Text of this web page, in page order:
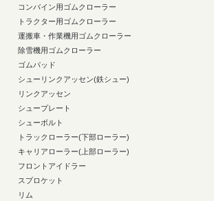
コンバイン用ゴムクローラー
トラクター用ゴムクローラー
運搬車・作業機用ゴムクローラー
除雪機用ゴムクローラー
ゴムパッド
シューリンクアッセン(鉄シュー)
リンクアッセン
シュープレート
シューボルト
トラックローラー(下部ローラー)
キャリアローラー(上部ローラー)
フロントアイドラー
スプロケット
リム